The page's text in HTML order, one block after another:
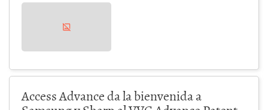
Access Advance da la bienvenida a